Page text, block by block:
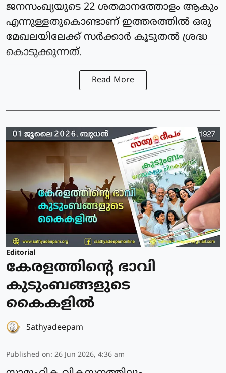
ജനസംഖ്യയുടെ 22 ശതമാനത്തോളം ആകും
എന്നുള്ളതുകൊണ്ടാണ് ഇത്തരത്തിൽ ഒരു
മേഖലയിലേക്ക് സർക്കാർ കൂടുതൽ ശ്രദ്ധ
കൊടുക്കുന്നത്.
Read More
Editorial
കേരളത്തിന്റെ ഭാവി
കുടുംബങ്ങളുടെ
കൈകളിൽ
Sathyadeepam
Published on: 26 Jun 2026, 4:36 am